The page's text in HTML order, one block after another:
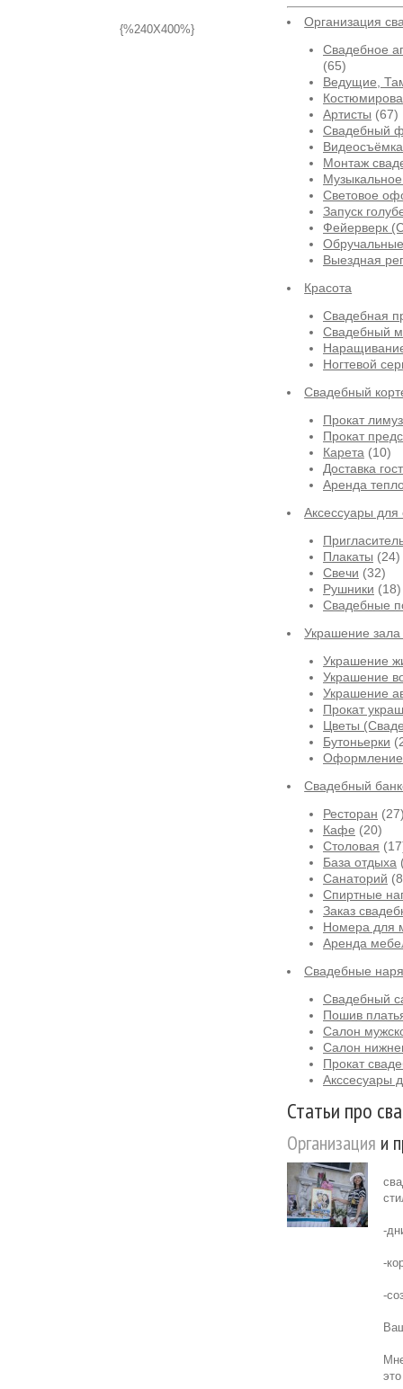
{%240X400%}
Организация
Свадебное
(65)
Ведущие,
Артисты (67)
Свадебный
Монтаж
Световое
Запуск
Фейерверк
Выездная
Красота
Свадебная
Свадебный
Ногтевой
Свадебный
Прокат
Прокат
Карета (10)
Доставка
Аренда
Аксессуары для
Плакаты (24)
Свечи (32)
Рушники (18)
Свадебные
Украшение
Украшение
Украшение
Украшение
Прокат
Цветы
Бутоньерки
Оформление
Свадебный
Ресторан
Кафе (20)
Столовая
База отдыха
Санаторий
Спиртные
Заказ
Номера для
Аренда
Свадебные
Свадебный
Пошив
Салон
Салон
Прокат
Акссесуары
Статьи про
Организация и
-
-
-